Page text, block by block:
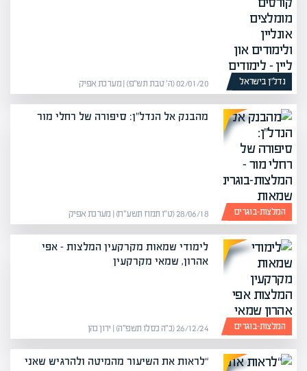
נדל”ן בישראל 02/01/20 (ה׳ טבת תש״פ) | מערכת אפיק
המלצות-בוגרים
מהבנק אל הנדל"ן: סיפורה של רחלי מור
28/06/18 (ט״ו תמוז תשע״ח) | מערכת אפיק
המלצות-בוגרים
לימודי שמאות מקרקעין המלצות – אפי
אהרון, שמאי מקרקעין
26/12/24 (כ״ה כסלו תשפ״ה) | ירון כהן
“לראות את השיעור מהמיטה ולהרגיש שאני